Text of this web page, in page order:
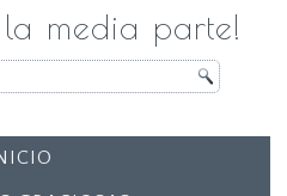
la media parte!